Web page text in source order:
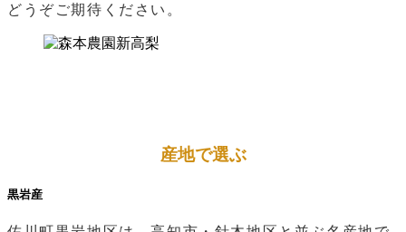
どうぞご期待ください。
産地で選ぶ
黒岩産